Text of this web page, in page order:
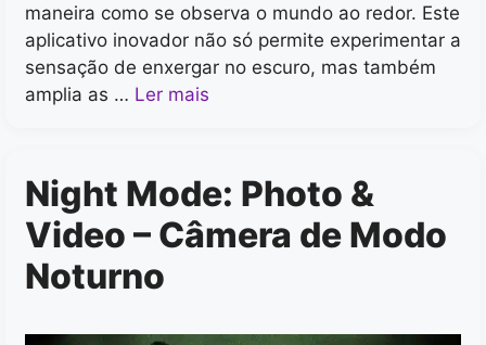
maneira como se observa o mundo ao redor. Este
aplicativo inovador não só permite experimentar a
sensação de enxergar no escuro, mas também
amplia as … Ler mais
Night Mode: Photo &
Video – Câmera de Modo
Noturno